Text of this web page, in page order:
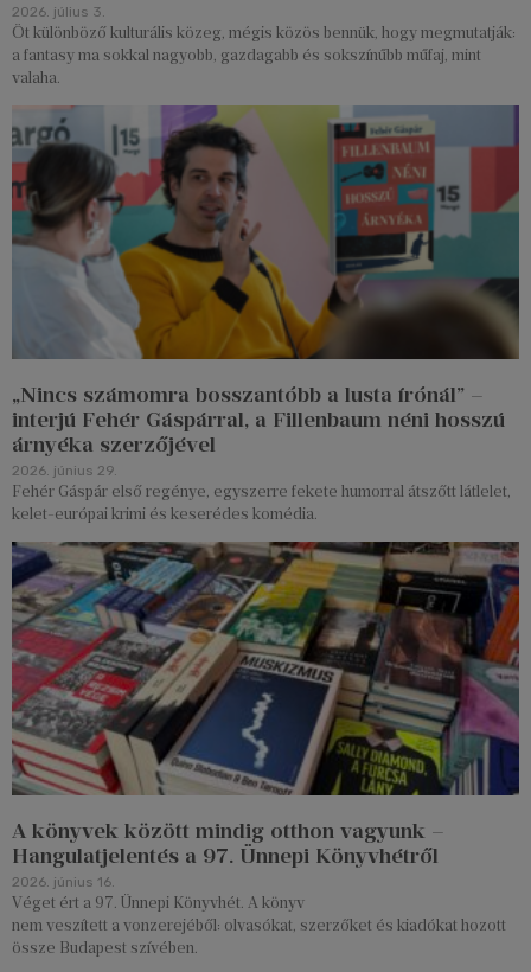
2026. július 3.
Öt különböző kulturális közeg, mégis közös bennük, hogy megmutatják:
a fantasy ma sokkal nagyobb, gazdagabb és sokszínűbb műfaj, mint
valaha.
„Nincs számomra bosszantóbb a lusta írónál” –
interjú Fehér Gáspárral, a Fillenbaum néni hosszú
árnyéka szerzőjével
2026. június 29.
Fehér Gáspár első regénye, egyszerre fekete humorral átszőtt látlelet,
kelet-európai krimi és keserédes komédia.
A könyvek között mindig otthon vagyunk –
Hangulatjelentés a 97. Ünnepi Könyvhétről
2026. június 16.
Véget ért a 97. Ünnepi Könyvhét. A könyv
nem veszített a vonzerejéből: olvasókat, szerzőket és kiadókat hozott
össze Budapest szívében.